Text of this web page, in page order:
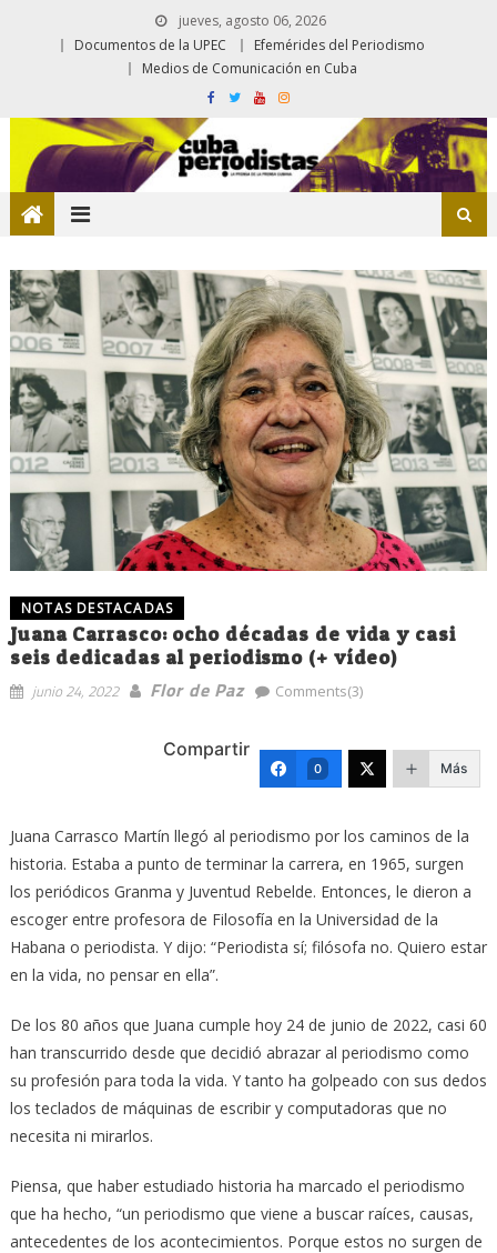
jueves, agosto 06, 2026
Documentos de la UPEC
Efemérides del Periodismo
Medios de Comunicación en Cuba
NOTAS DESTACADAS
Juana Carrasco: ocho décadas de vida y casi
seis dedicadas al periodismo (+ vídeo)
junio 24, 2022 Flor de Paz Comments(3)
Compartir
0 Más
Juana Carrasco Martín llegó al periodismo por los caminos de la
historia. Estaba a punto de terminar la carrera, en 1965, surgen
los periódicos Granma y Juventud Rebelde. Entonces, le dieron a
escoger entre profesora de Filosofía en la Universidad de la
Habana o periodista. Y dijo: “Periodista sí; filósofa no. Quiero estar
en la vida, no pensar en ella”.
De los 80 años que Juana cumple hoy 24 de junio de 2022, casi 60
han transcurrido desde que decidió abrazar al periodismo como
su profesión para toda la vida. Y tanto ha golpeado con sus dedos
los teclados de máquinas de escribir y computadoras que no
necesita ni mirarlos.
Piensa, que haber estudiado historia ha marcado el periodismo
que ha hecho, “un periodismo que viene a buscar raíces, causas,
antecedentes de los acontecimientos. Porque estos no surgen de